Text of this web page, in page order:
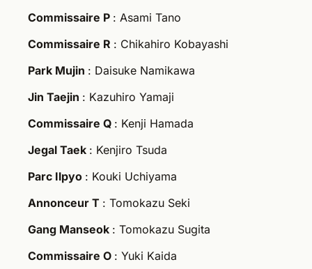
Commissaire P : Asami Tano
Commissaire R : Chikahiro Kobayashi
Park Mujin : Daisuke Namikawa
Jin Taejin : Kazuhiro Yamaji
Commissaire Q : Kenji Hamada
Jegal Taek : Kenjiro Tsuda
Parc Ilpyo : Kouki Uchiyama
Annonceur T : Tomokazu Seki
Gang Manseok : Tomokazu Sugita
Commissaire O : Yuki Kaida